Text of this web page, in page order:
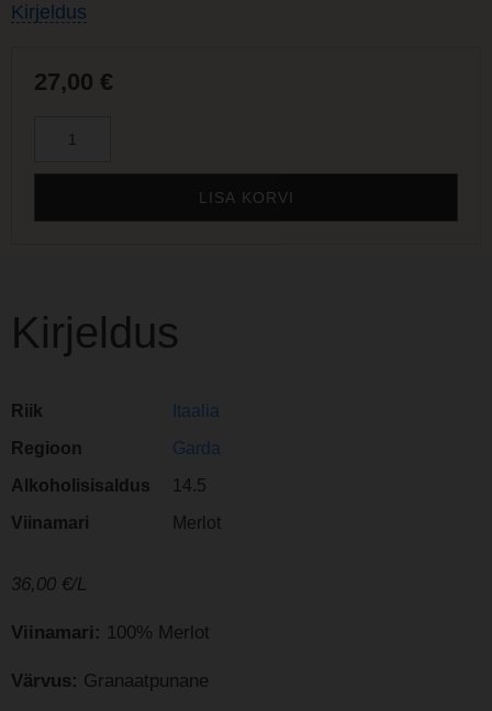
Kirjeldus
27,00 €
LISA KORVI
Kirjeldus
Riik
Itaalia
Regioon
Garda
Alkoholisisaldus
14.5
Viinamari
Merlot
36,00 €/L
Viinamari: 100% Merlot
Värvus: Granaatpunane